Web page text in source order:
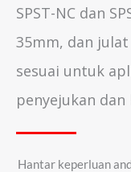
SPST-NC dan
35mm, dan
sesuai untuk
penyejukan
Hantar keperluan